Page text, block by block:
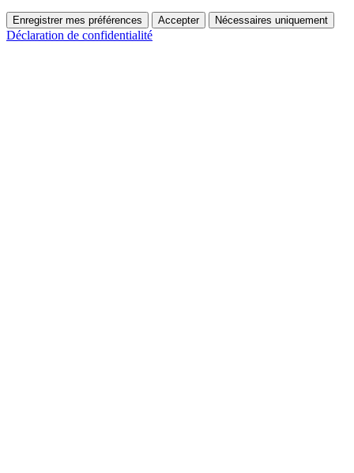
Enregistrer mes préférences Accepter Nécessaires uniquement
Déclaration de confidentialité